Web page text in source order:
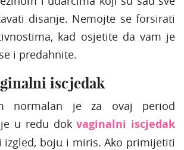
disanje. Nemojte se forsirati
kad osjetite da vam je
i predahnite.
iscjedak
normalan je za ovaj period
je u redu dokvaginalni iscjedak
izgled, boju i miris. Ako primijetiti